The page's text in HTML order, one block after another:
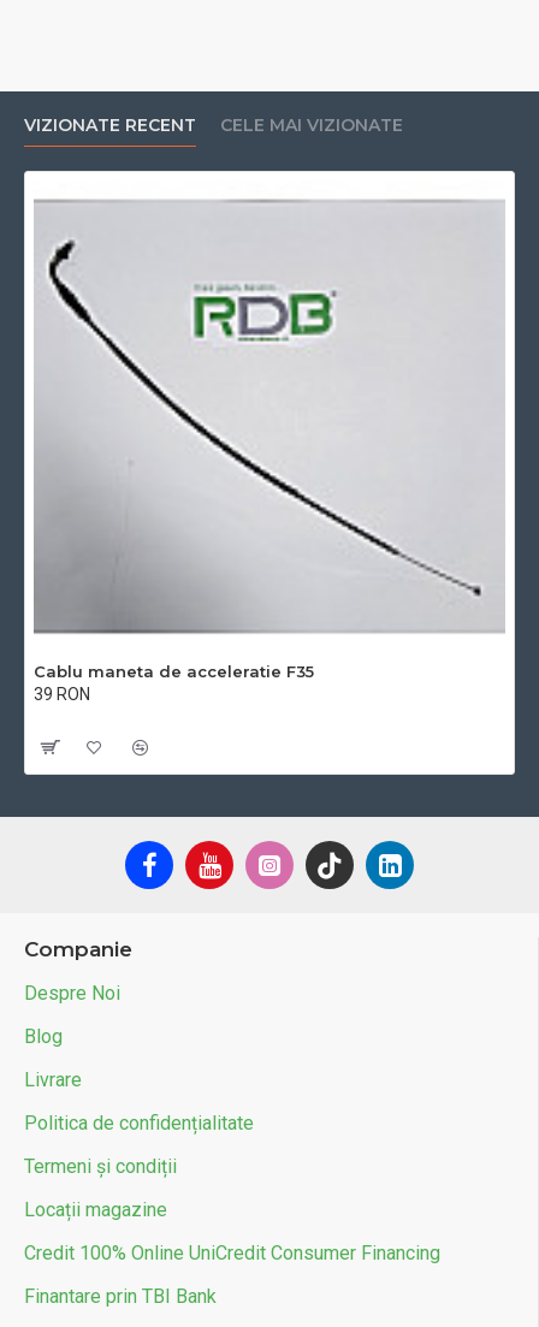
VIZIONATE RECENT CELE MAI VIZIONATE
Cablu maneta de acceleratie F35
39 RON
Companie
Despre Noi
Blog
Livrare
Politica de confidențialitate
Termeni și condiții
Locații magazine
Credit 100% Online UniCredit Consumer Financing
Finantare prin TBI Bank